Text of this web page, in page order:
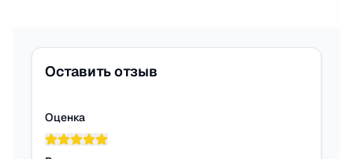
Оставить отзыв
Оценка